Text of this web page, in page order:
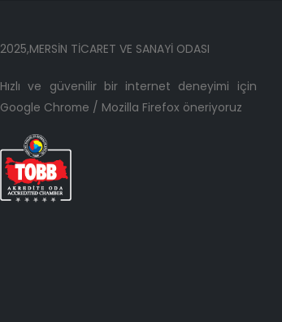
2025,MERSİN TİCARET VE SANAYİ ODASI
Hızlı ve güvenilir bir internet deneyimi için
Google Chrome / Mozilla Firefox öneriyoruz